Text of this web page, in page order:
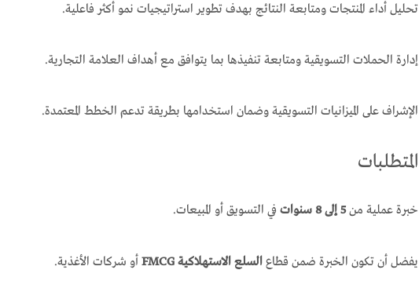
تحليل أداء المنتجات ومتابعة النتائج بهدف تطوير استراتيجيات نمو أكثر فاعلية.
إدارة الحملات التسويقية ومتابعة تنفيذها بما يتوافق مع أهداف العلامة التجارية.
الإشراف على الميزانيات التسويقية وضمان استخدامها بطريقة تدعم الخطط المعتمدة.
المتطلبات
خبرة عملية من5 إلى 8 سنوات في التسويق أو المبيعات.
يفضل أن تكون الخبرة ضمن قطاع السلع الاستهلاكية FMCG أو شركات الأغذية.